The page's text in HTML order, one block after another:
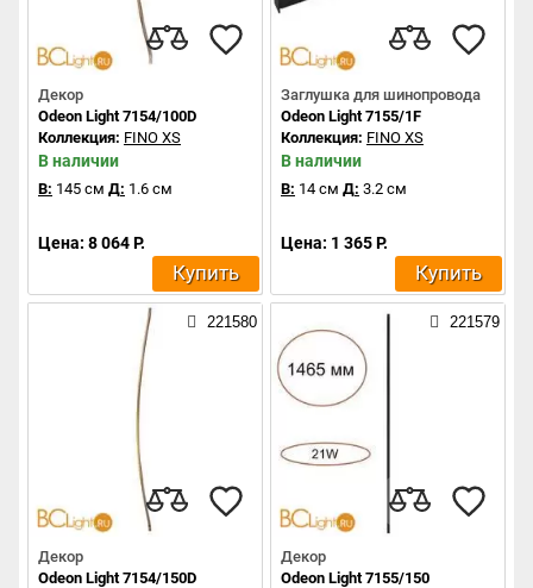
Декор
Odeon Light 7154/100D
Коллекция: FINO XS
В наличии
В: 145 см Д: 1.6 см
Цена: 8 064 Р.
Купить
Заглушка для шинопровода
Odeon Light 7155/1F
Коллекция: FINO XS
В наличии
В: 14 см Д: 3.2 см
Цена: 1 365 Р.
Купить
221580
Декор
Odeon Light 7154/150D
221579
Декор
Odeon Light 7155/150